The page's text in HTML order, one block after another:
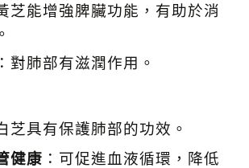
芝能增強脾臟功能，有助於消
：對肺部有滋潤作用。
芝具有保護肺部的功效。
健康 ：可促進血液循環，降低